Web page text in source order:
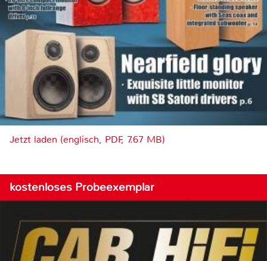
Jetzt laden (englisch, PDF, 7.67 MB)
kostenloses Probeexemplar